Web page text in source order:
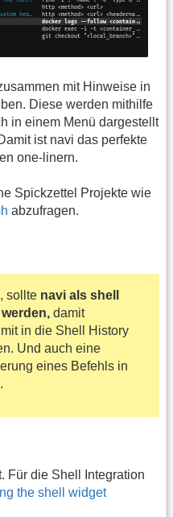
mit Hinweise in
Diese werden mithilfe
in einem Menü dargestellt
ist navi das perfekte
one-linern.
Spickzettel Projekte wie
abzufragen.
sollte navi als shell
damit
in die Shell History
Und auch eine
eines Befehls in
Für die Shell Integration
the shell widget